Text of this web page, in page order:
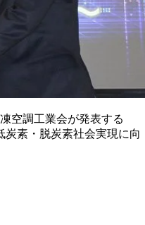
空調工業会が発表する
炭素・脱炭素社会実現に向